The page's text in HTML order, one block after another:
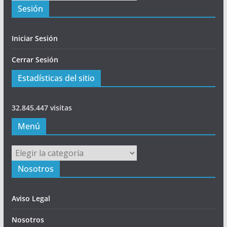
Sesión
Iniciar Sesión
Cerrar Sesión
Estadísticas del sitio
32.845.447 visitas
Menú
Menú
Nosotros
Aviso Legal
Nosotros